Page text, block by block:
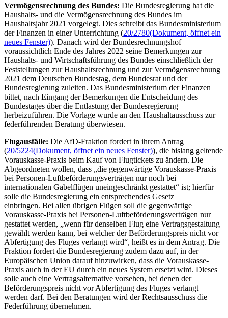
Vermögensrechnung des Bundes: Die Bundesregierung hat die
Haushalts- und die Vermögensrechnung des Bundes im
Haushaltsjahr 2021 vorgelegt. Dies schreibt das Bundesministerium
der Finanzen in einer Unterrichtung (20/2780(Dokument, öffnet ein
neues Fenster)). Danach wird der Bundesrechnungshof
voraussichtlich Ende des Jahres 2022 seine Bemerkungen zur
Haushalts- und Wirtschaftsführung des Bundes einschließlich der
Feststellungen zur Haushaltsrechnung und zur Vermögensrechnung
2021 dem Deutschen Bundestag, dem Bundesrat und der
Bundesregierung zuleiten. Das Bundesministerium der Finanzen
bittet, nach Eingang der Bemerkungen die Entscheidung des
Bundestages über die Entlastung der Bundesregierung
herbeizuführen. Die Vorlage wurde an den Haushaltausschuss zur
federführenden Beratung überwiesen.
Flugausfälle: Die AfD-Fraktion fordert in ihrem Antrag
(20/5224(Dokument, öffnet ein neues Fenster)), die bislang geltende
Vorauskasse-Praxis beim Kauf von Flugtickets zu ändern. Die
Abgeordneten wollen, dass „die gegenwärtige Vorauskasse-Praxis
bei Personen-Luftbeförderungsverträgen nur noch bei
internationalen Gabelflügen uneingeschränkt gestattet“ ist; hierfür
solle die Bundesregierung ein entsprechendes Gesetz
einbringen. Bei allen übrigen Flügen soll die gegenwärtige
Vorauskasse-Praxis bei Personen-Luftbeförderungsverträgen nur
gestattet werden, „wenn für denselben Flug eine Vertragsgestaltung
gewählt werden kann, bei welcher der Beförderungspreis nicht vor
Abfertigung des Fluges verlangt wird“, heißt es in dem Antrag. Die
Fraktion fordert die Bundesregierung zudem dazu auf, in der
Europäischen Union darauf hinzuwirken, dass die Vorauskasse-
Praxis auch in der EU durch ein neues System ersetzt wird. Dieses
solle auch eine Vertragsalternative vorsehen, bei denen der
Beförderungspreis nicht vor Abfertigung des Fluges verlangt
werden darf. Bei den Beratungen wird der Rechtsausschuss die
Federführung übernehmen.